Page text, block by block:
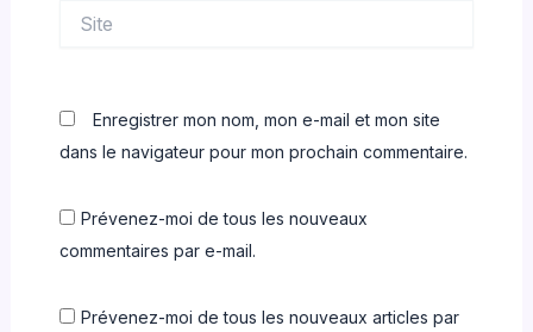
Enregistrer mon nom, mon e-mail et mon site
dans le navigateur pour mon prochain commentaire.
Prévenez-moi de tous les nouveaux
commentaires par e-mail.
Prévenez-moi de tous les nouveaux articles par